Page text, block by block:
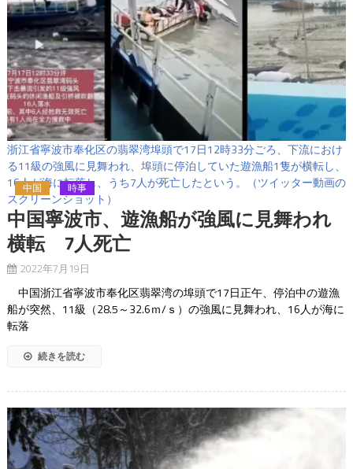
浙江省寧波市奉化区の翡翠湾埠頭で17日12時33分ごろ、下流におけ
る11級の強風に見舞われ、埠頭に停泊していた遊漁船1隻が横転し、
16人が海に転落し、うち7人が死亡したという。（ツイッター動画の
スクリーンショット）
中国 時事
中国寧波市、遊漁船が強風に見舞われ
横転 7人死亡
2022年7月19日
中国浙江省寧波市奉化区翡翠湾の埠頭で17日正午、停泊中の遊漁
船が突然、11級（28.5～32.6ｍ/ｓ）の強風に見舞われ、16人が海に
転落
続きを読む